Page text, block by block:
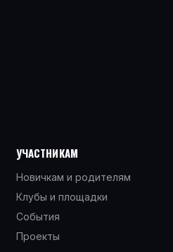
УЧАСТНИКАМ
Новичкам и родителям
Клубы и площадки
События
Проекты